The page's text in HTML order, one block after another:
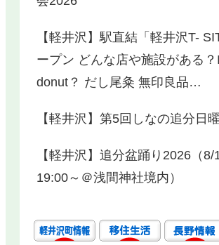
【軽井沢】駅直結「軽井沢T-
ープン どんな店や施設がある？
donut？ だし尾粂 無印良品…
【軽井沢】第5回しなの追分日
【軽井沢】追分盆踊り2026（8/
19:00～＠浅間神社境内）